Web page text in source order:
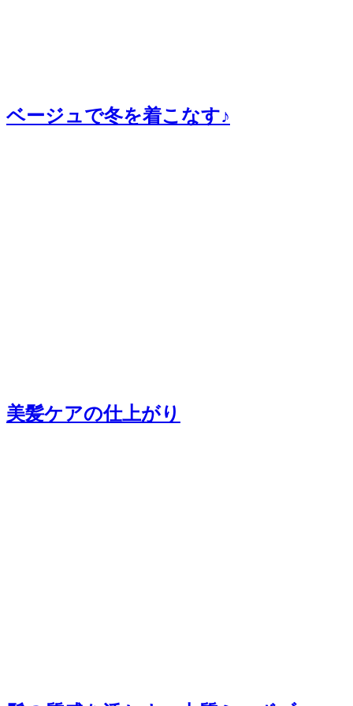
ベージュで冬を着こなす♪
美髪ケアの仕上がり